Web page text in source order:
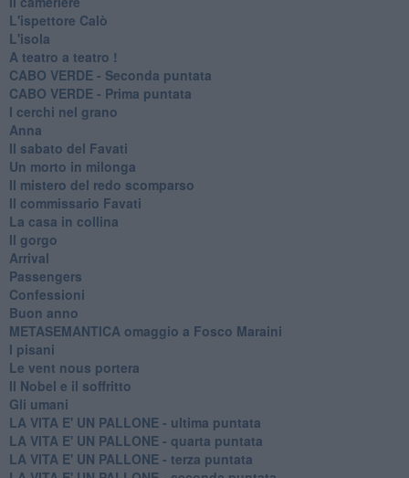
L'ispettore Calò
L'isola
A teatro a teatro !
CABO VERDE - Seconda puntata
CABO VERDE - Prima puntata
I cerchi nel grano
Anna
Il sabato del Favati
Un morto in milonga
Il mistero del redo scomparso
Il commissario Favati
La casa in collina
Il gorgo
Arrival
Passengers
Confessioni
Buon anno
METASEMANTICA omaggio a Fosco Maraini
I pisani
Le vent nous portera
Il Nobel e il soffritto
Gli umani
LA VITA E' UN PALLONE - ultima puntata
LA VITA E' UN PALLONE - quarta puntata
LA VITA E' UN PALLONE - terza puntata